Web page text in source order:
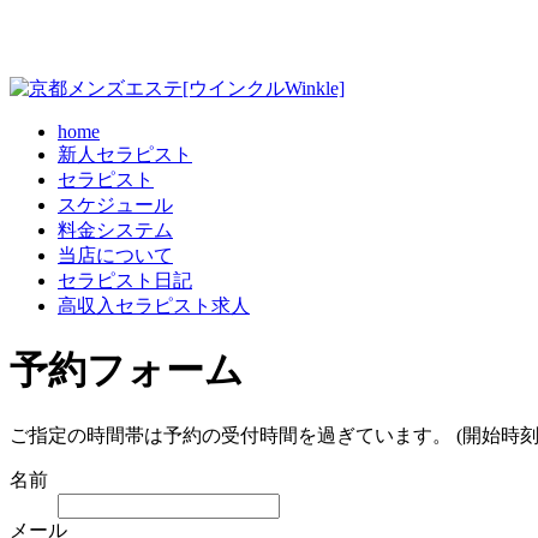
home
新人セラピスト
セラピスト
スケジュール
料金システム
当店について
セラピスト日記
高収入セラピスト求人
予約フォーム
ご指定の時間帯は予約の受付時間を過ぎています。 (開始時
名前
メール